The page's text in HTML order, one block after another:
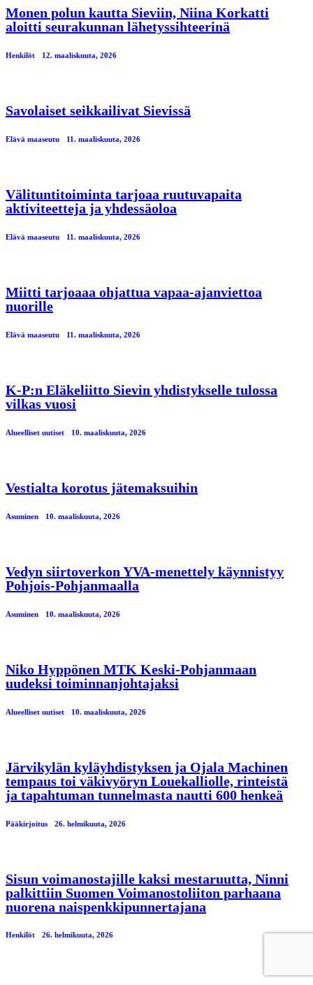
Monen polun kautta Sieviin, Niina Korkatti
aloitti seurakunnan lähetyssihteerinä
Henkilöt 12. maaliskuuta, 2026
Savolaiset seikkailivat Sievissä
Elävä maaseutu 11. maaliskuuta, 2026
Välituntitoiminta tarjoaa ruutuvapaita
aktiviteetteja ja yhdessäoloa
Elävä maaseutu 11. maaliskuuta, 2026
Miitti tarjoaaa ohjattua vapaa-ajanviettoa
nuorille
Elävä maaseutu 11. maaliskuuta, 2026
K-P:n Eläkeliitto Sievin yhdistykselle tulossa
vilkas vuosi
Alueelliset uutiset 10. maaliskuuta, 2026
Vestialta korotus jätemaksuihin
Asuminen 10. maaliskuuta, 2026
Vedyn siirtoverkon YVA-menettely käynnistyy
Pohjois-Pohjanmaalla
Asuminen 10. maaliskuuta, 2026
Niko Hyppönen MTK Keski-Pohjanmaan
uudeksi toiminnanjohtajaksi
Alueelliset uutiset 10. maaliskuuta, 2026
Järvikylän kyläyhdistyksen ja Ojala Machinen
tempaus toi väkivyöryn Louekalliolle, rinteistä
ja tapahtuman tunnelmasta nautti 600 henkeä
Pääkirjoitus 26. helmikuuta, 2026
Sisun voimanostajille kaksi mestaruutta, Ninni
palkittiin Suomen Voimanostoliiton parhaana
nuorena naispenkkipunnertajana
Henkilöt 26. helmikuuta, 2026